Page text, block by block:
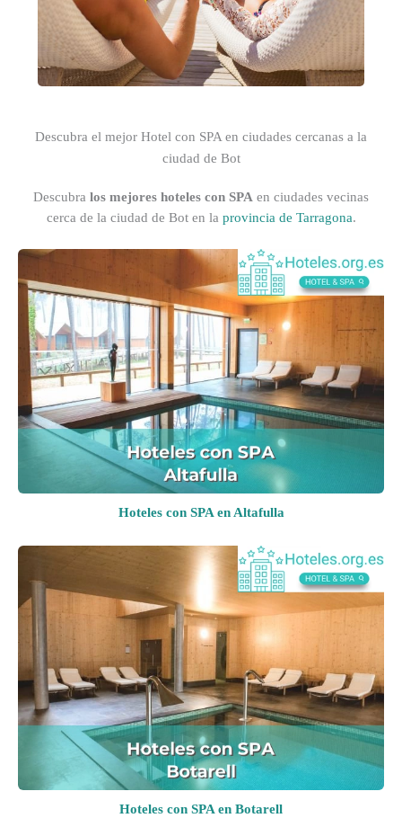
Descubra el mejor Hotel con SPA en ciudades cercanas a la
ciudad de Bot
Descubra los mejores hoteles con SPA en ciudades vecinas
cerca de la ciudad de Bot en la provincia de Tarragona.
Hoteles con SPA en Altafulla
Hoteles con SPA en Botarell